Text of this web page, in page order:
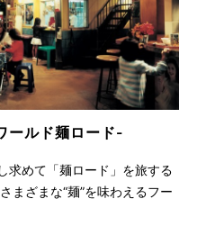
ールド麺ロード-
求めて「麺ロード」を旅する
まざまな“麺”を味わえるフー